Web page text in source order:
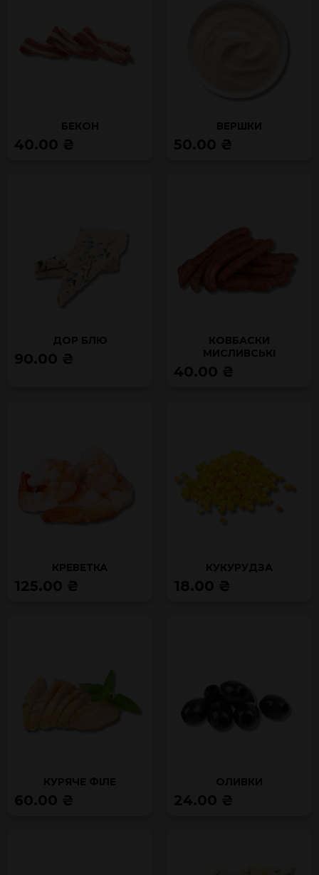
БЕКОН
40.00 ₴
ВЕРШКИ
50.00 ₴
ДОР БЛЮ
90.00 ₴
КОВБАСКИ
МИСЛИВСЬКІ
40.00 ₴
КРЕВЕТКА
125.00 ₴
КУКУРУДЗА
18.00 ₴
КУРЯЧЕ ФІЛЕ
60.00 ₴
ОЛИВКИ
24.00 ₴